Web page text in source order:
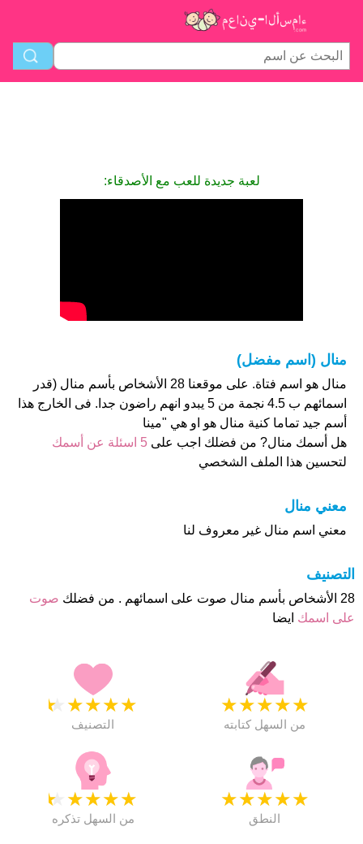
لعبة جديدة للعب مع الأصدقاء:
منال (اسم مفضل)
منال هو اسم فتاة. على موقعنا 28 الأشخاص بأسم منال (قدر
اسمائهم ب 4.5 نجمة من 5 يبدو انهم راضون جدا. فى الخارج هذا
أسم جيد تماما كنية منال هو او هي "مينا
هل أسمك منال? من فضلك اجب على 5 اسئلة عن أسمك
لتحسين هذا الملف الشخصي
معني منال
معني اسم منال غير معروف لنا
التصنيف
28 الأشخاص بأسم منال صوت على اسمائهم . من فضلك
صوت
على اسمك ايضا
★
★
★
★
★
التصنيف
★
★
★
★
★
من السهل كتابته
★
★
★
★
★
من السهل تذكره
★
★
★
★
★
النطق